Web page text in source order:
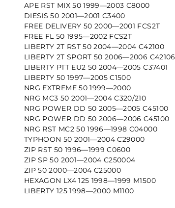
APE RST MIX 50 1999—2003 C8000
DIESIS 50 2001—2001 C3400
FREE DELIVERY 50 2000—2001 FCS2T
FREE FL 50 1995—2002 FCS2T
LIBERTY 2T RST 50 2004—2004 C42100
LIBERTY 2T SPORT 50 2006—2006 C42106
LIBERTY PTT EU2 50 2004—2005 C37401
LIBERTY 50 1997—2005 C1500
NRG EXTREME 50 1999—2000
NRG MC3 50 2001—2004 C320/210
NRG POWER DD 50 2005—2005 C45100
NRG POWER DD 50 2006—2006 C45100
NRG RST MC2 50 1996—1998 C04000
TYPHOON 50 2001—2004 C29000
ZIP RST 50 1996—1999 C0600
ZIP SP 50 2001—2004 C250004
ZIP 50 2000—2004 C25000
HEXAGON LX4 125 1998—1999 M1500
LIBERTY 125 1998—2000 M1100